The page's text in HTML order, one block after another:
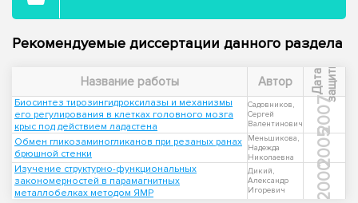
Рекомендуемые диссертации данного раздела
Название работы Автор Д
а
т
а
з
а
щ
и
т ы
Биосинтез тирозингидроксилазы и механизмы
его регулирования в клетках головного мозга
крыс под действием ладастена
Садовников,
Сергей
Валентинович
2007
Обмен гликозаминогликанов при резаных ранах
брюшной стенки
Меньшикова,
Надежда
Николаевна
2005
Изучение структурно-функциональных
закономерностей в парамагнитных
металлобелках методом ЯМР
Дикий,
Александр
Игоревич
2000